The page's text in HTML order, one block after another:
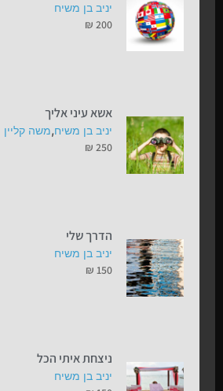
יניב בן משיח
₪ 200
אשא עיני אליך
יניב בן משיח,משה קליין
₪ 250
הדרך שלי
יניב בן משיח
₪ 150
ניצחת איתי הכל
יניב בן משיח